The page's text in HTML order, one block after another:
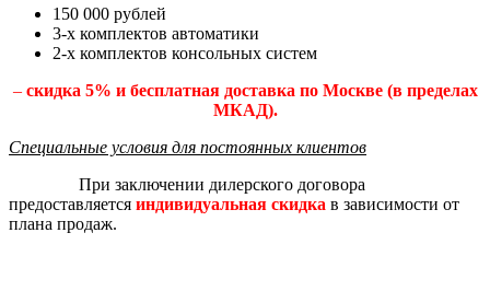
150 000 рублей
3-х комплектов автоматики
2-х комплектов консольных систем
– скидка 5% и бесплатная доставка по Москве (в пределах
МКАД).
Специальные условия для постоянных клиентов
При заключении дилерского договора
предоставляется индивидуальная скидка в зависимости от
плана продаж.